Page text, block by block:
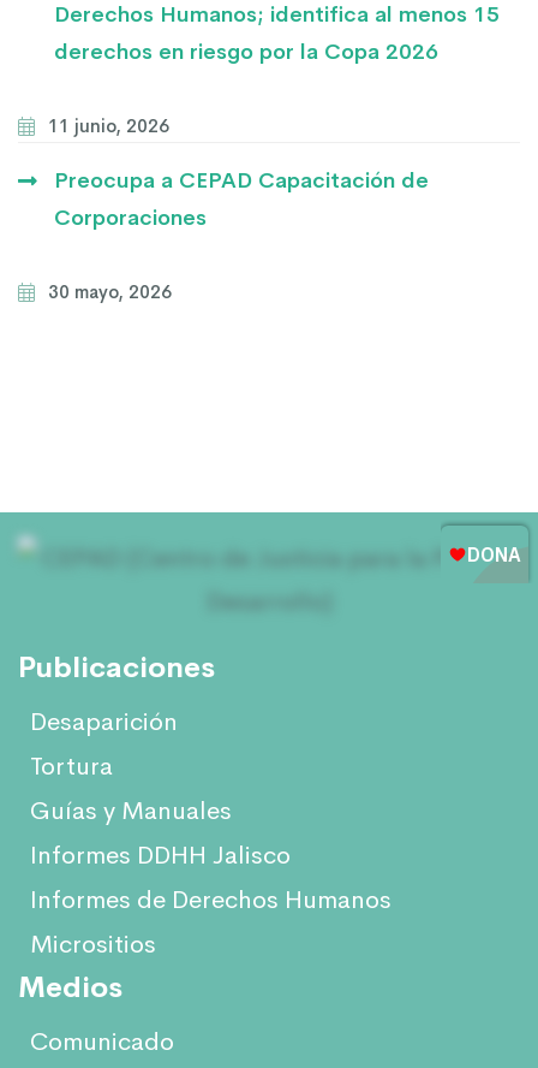
Derechos Humanos; identifica al menos 15
derechos en riesgo por la Copa 2026
11 junio, 2026
Preocupa a CEPAD Capacitación de
Corporaciones
30 mayo, 2026
Publicaciones
Desaparición
Tortura
Guías y Manuales
Informes DDHH Jalisco
Informes de Derechos Humanos
Micrositios
Medios
Comunicado